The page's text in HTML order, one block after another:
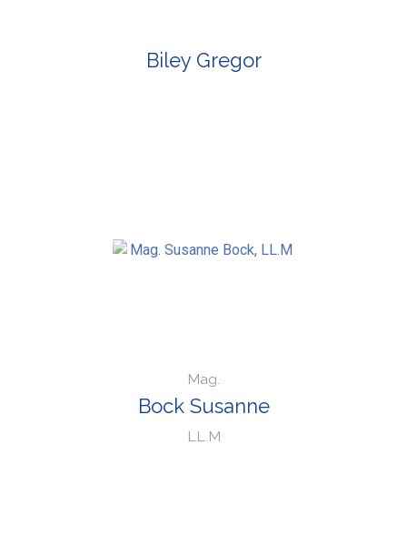
Biley Gregor
Mag.
Bock Susanne
LL.M